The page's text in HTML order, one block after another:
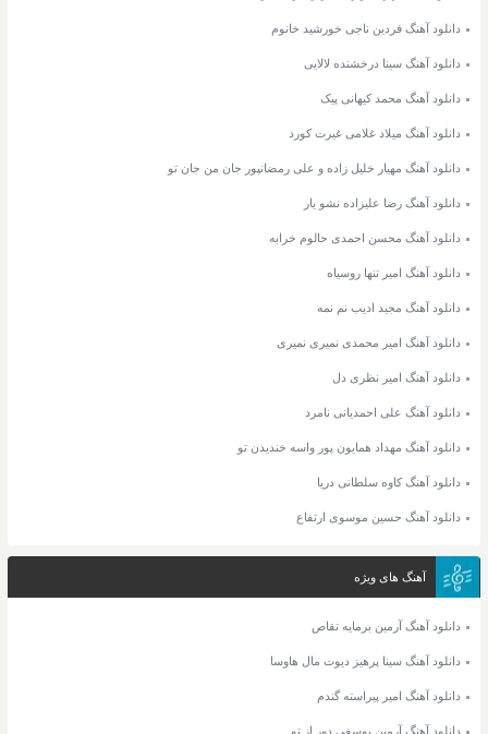
دانلود آهنگ فردین ناجی خورشید خانوم
دانلود آهنگ سینا درخشنده لالایی
دانلود آهنگ محمد کیهانی پیک
دانلود آهنگ میلاد غلامی غیرت کورد
دانلود آهنگ مهیار خلیل زاده و علی رمضانپور جان من جان تو
دانلود آهنگ رضا علیزاده نشو یار
دانلود آهنگ محسن احمدی حالوم خرابه
دانلود آهنگ امیر تنها روسیاه
دانلود آهنگ مجید ادیب نم نمه
دانلود آهنگ امیر محمدی نمیری نمیری
دانلود آهنگ امیر نظری دل
دانلود آهنگ علی احمدیانی نامرد
دانلود آهنگ مهداد همایون پور واسه خندیدن تو
دانلود آهنگ کاوه سلطانی دریا
دانلود آهنگ حسین موسوی ارتفاع
آهنگ های ویژه
دانلود آهنگ آرمین برمایه تقاص
دانلود آهنگ سینا پرهیز دیوت مال هاوسا
دانلود آهنگ امیر پیراسته گندم
دانلود آهنگ آرمین یوسفی دور از تو